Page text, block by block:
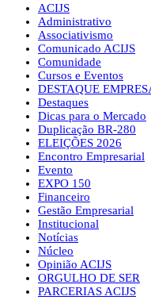
ACIJS
Administrativo
Associativismo
Comunicado ACIJS
Comunidade
Cursos e Eventos
DESTAQUE
Destaques
Dicas para o Mercado
Duplicação BR-280
ELEIÇÕES 2026
Encontro Empresarial
Evento
EXPO 150
Financeiro
Gestão Empresarial
Institucional
Notícias
Núcleo
Opinião ACIJS
ORGULHO DE SER
PARCERIAS ACIJS